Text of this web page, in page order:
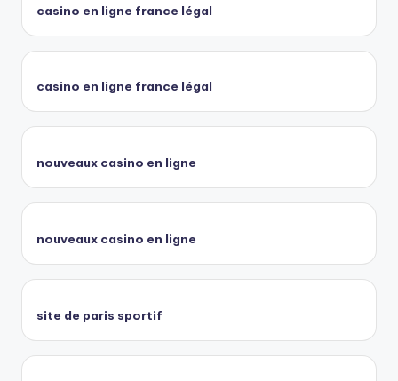
casino en ligne france légal
casino en ligne france légal
nouveaux casino en ligne
nouveaux casino en ligne
site de paris sportif